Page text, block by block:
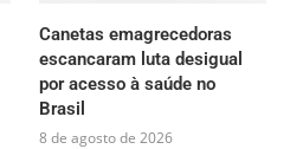
Canetas emagrecedoras
escancaram luta desigual
por acesso à saúde no
Brasil
8 de agosto de 2026